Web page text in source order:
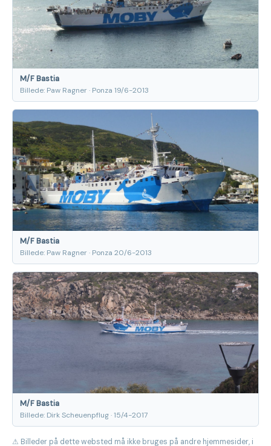
M/F Bastia
Billede: Paw Ragner · Ponza 19/6-2013
M/F Bastia
Billede: Paw Ragner · Ponza 20/6-2013
M/F Bastia
Billede: Dirk Scheuenpflug · 15/4-2017
⚠ Billeder på dette websted må ikke bruges på andre hjemmesider, i